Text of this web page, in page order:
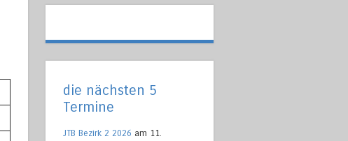
die nächsten 5
Termine
JTB Bezirk 2 2026 am 11.